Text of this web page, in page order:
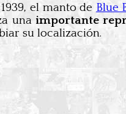
el manto de Blue
una importante
su localización.